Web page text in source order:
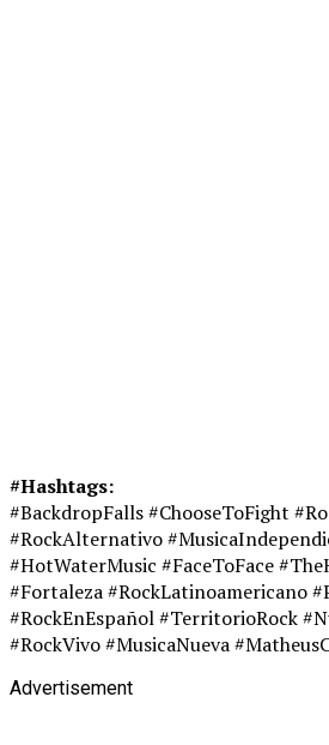
#Hashtags:
#BackdropFalls #ChooseToFight
#RockAlternativo
#HotWaterMusic #FaceToFace
#Fortaleza #RockLatinoamericano
#RockEnEspañol #TerritorioRock
#RockVivo #MusicaNueva
Advertisement